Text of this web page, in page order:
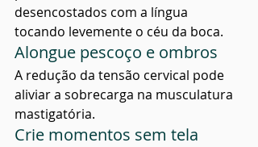
desencostados com a língua
tocando levemente o céu da boca.
Alongue pescoço e ombros
A redução da tensão cervical pode
aliviar a sobrecarga na musculatura
mastigatória.
Crie momentos sem tela